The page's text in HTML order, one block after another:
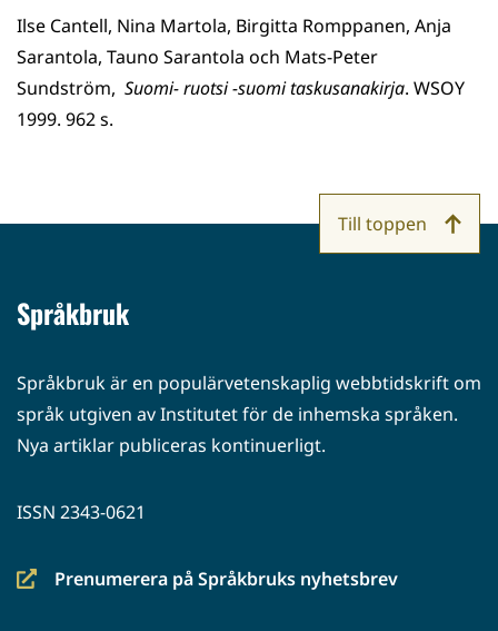
Ilse Cantell, Nina Martola, Birgitta Romppanen, Anja
Sarantola, Tauno Sarantola och Mats-Peter
Sundström, Suomi- ruotsi -suomi taskusanakirja. WSOY
1999. 962 s.
Språkbruk
Språkbruk är en populärvetenskaplig webbtidskrift om
språk utgiven av Institutet för de inhemska språken.
Nya artiklar publiceras kontinuerligt.
ISSN 2343-0621
Prenumerera på Språkbruks nyhetsbrev
(siirryt
Till toppen